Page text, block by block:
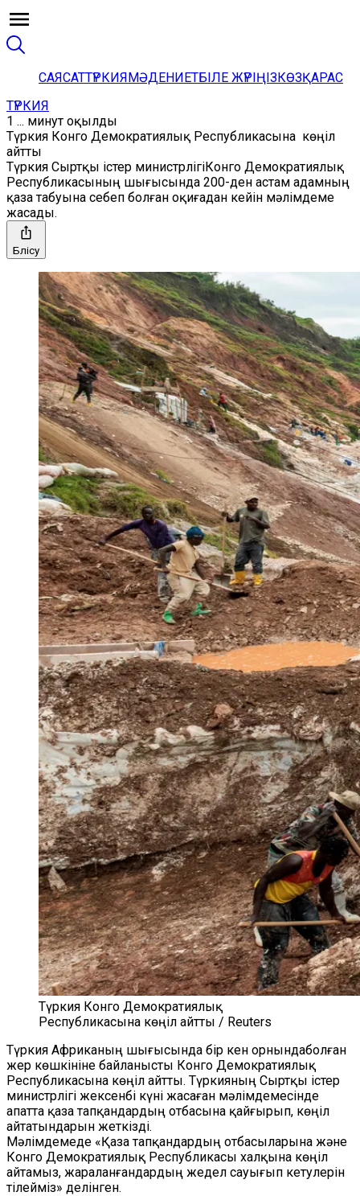
САЯСАТТҮРКИЯМӘДЕНИЕТБІЛЕ ЖҮРІҢІЗКӨЗҚАРАС
ТҮРКИЯ
1 ... минут оқылды
Түркия Конго Демократиялық Республикасына көңіл
айтты
Түркия Сыртқы істер министрлігіКонго Демократиялық
Республикасының шығысында 200-ден астам адамның
қаза табуына себеп болған оқиғадан кейін мәлімдеме
жасады.
Бөлісу
Түркия Конго Демократиялық
Республикасына көңіл айтты / Reuters
Түркия Африканың шығысында бір кен орнындаболған
жер көшкініне байланысты Конго Демократиялық
Республикасына көңіл айтты. Түркияның Сыртқы істер
министрлігі жексенбі күні жасаған мәлімдемесінде
апатта қаза тапқандардың отбасына қайғырып, көңіл
айтатындарын жеткізді.
Мәлімдемеде «Қаза тапқандардың отбасыларына және
Конго Демократиялық Республикасы халқына көңіл
айтамыз, жараланғандардың жедел сауығып кетулерін
тілейміз» делінген.